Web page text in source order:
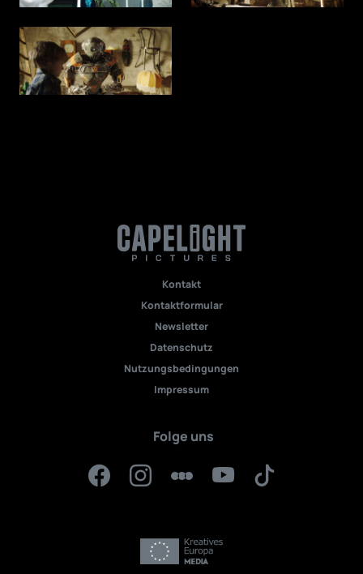
Kontakt
Kontaktformular
Newsletter
Datenschutz
Nutzungsbedingungen
Impressum
Folge uns